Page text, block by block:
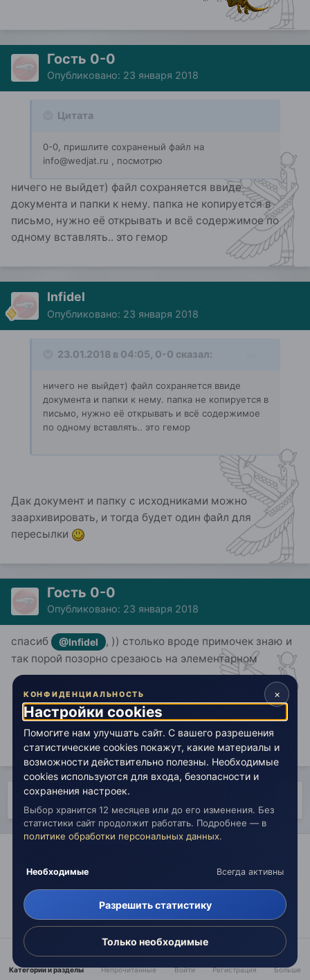
Гость 0-0
Опубликовано: 23 января 2018
Цитата
0-0, пришлите сохраненый файл на
info@wedjat.ru , посмотрю
ничего не выйдет) файл сохраняется ввиде
документа и папки к нему. папка не копируется в
письмо, нужно её открывать и всё содержимое по
одному вставлять.. это гемор
Infidel
Опубликовано: 23 января 2018
23.01.2018 в 04:05, 0-0 сказал:
ничего не выйдет) файл сохраняется ввиде
документа и папки к нему. папка не копируется в
письмо, нужно её открывать и всё содержимое
по одному вставлять.. это гемор
Дак документ и папку с исходниками можно
заархивировать, и тогда будет один файл для
пересылки
Гость 0-0
Опубликовано: 23 января 2018
спасиб @Infidel
, )) столько вроде примочек знаю и
так порой позорно срезаюсь на элементарном
для комментирования
Вы должны быть пользователем, чтобы оставить
Создать аккаунт
Зарегистрируйтесь для получения аккаунта. Это
Категории и разделы Непрочитанные Войти Регистрация Больше
×
КОНФИДЕНЦИАЛЬНОСТЬ
Настройки cookies
Помогите нам улучшать сайт. С вашего разрешения
статистические cookies покажут, какие материалы и
возможности действительно полезны. Необходимые
cookies используются для входа, безопасности и
сохранения настроек.
Выбор хранится 12 месяцев или до его изменения. Без
статистики сайт продолжит работать. Подробнее — в
политике обработки персональных данных.
Необходимые Всегда активны
Разрешить статистику
Только необходимые